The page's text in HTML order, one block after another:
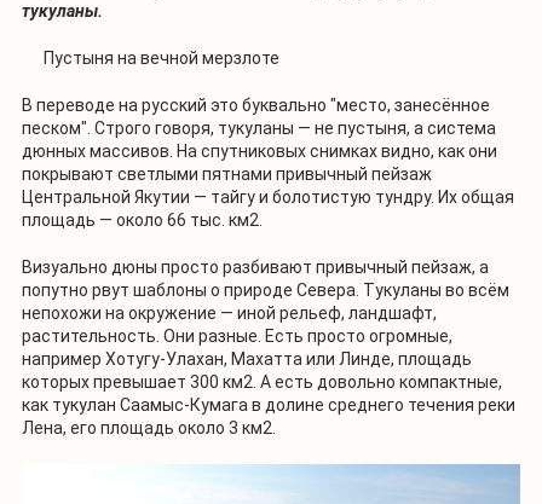
тукуланы.
Пустыня на вечной мерзлоте
В переводе на русский это буквально "место, занесённое
песком". Строго говоря, тукуланы — не пустыня, а система
дюнных массивов. На спутниковых снимках видно, как они
покрывают светлыми пятнами привычный пейзаж
Центральной Якутии — тайгу и болотистую тундру. Их общая
площадь — около 66 тыс. км2.
Визуально дюны просто разбивают привычный пейзаж, а
попутно рвут шаблоны о природе Севера. Тукуланы во всём
непохожи на окружение — иной рельеф, ландшафт,
растительность. Они разные. Есть просто огромные,
например Хотугу-Улахан, Махатта или Линде, площадь
которых превышает 300 км2. А есть довольно компактные,
как тукулан Саамыс-Кумага в долине среднего течения реки
Лена, его площадь около 3 км2.